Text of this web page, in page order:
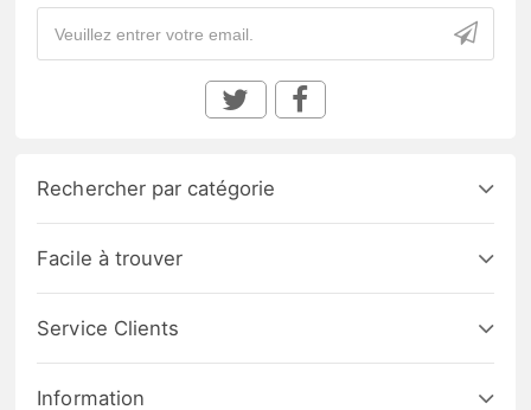
Rechercher par catégorie
Facile à trouver
Service Clients
Information